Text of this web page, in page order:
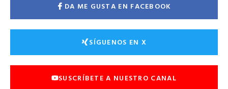
DA ME GUSTA EN FACEBOOK
SÍGUENOS EN X
SUSCRÍBETE A NUESTRO CANAL